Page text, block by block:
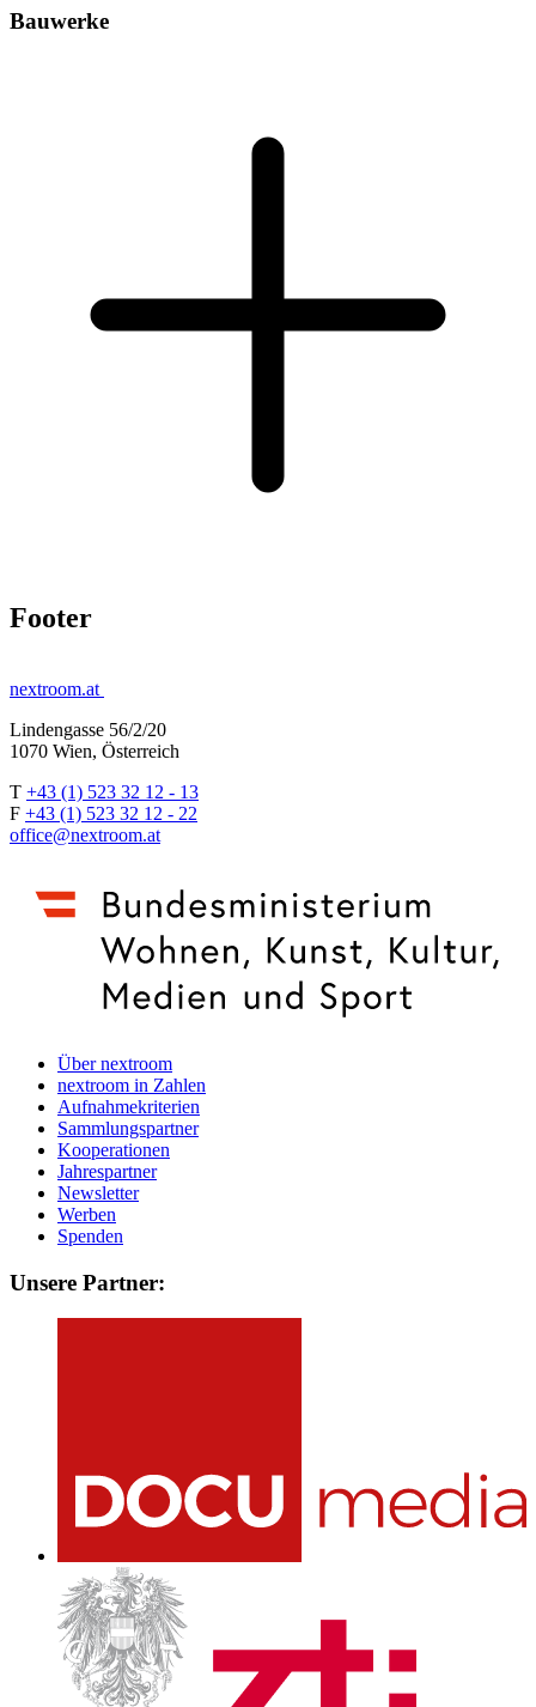
Bauwerke
Footer
nextroom.at
Lindengasse 56/2/20
1070 Wien, Österreich
T +43 (1) 523 32 12 - 13
F +43 (1) 523 32 12 - 22
office@nextroom.at
Über nextroom
nextroom in Zahlen
Aufnahmekriterien
Sammlungspartner
Kooperationen
Jahrespartner
Newsletter
Werben
Spenden
Unsere Partner: